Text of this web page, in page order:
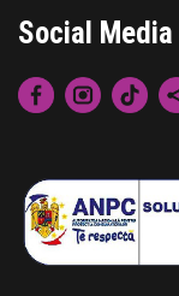
Social Media